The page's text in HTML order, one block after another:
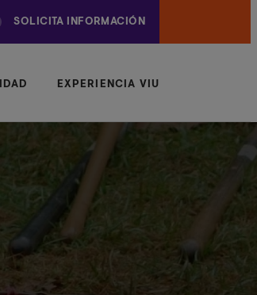
SOLICITA INFORMACIÓN
EXPERIENCIA VIU